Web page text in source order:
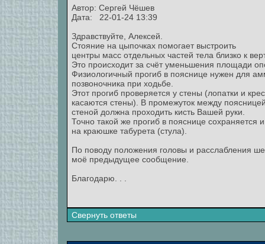
Автор: Сергей Чёшев
Дата: 22-01-24 13:39
Здравствуйте, Алексей.
Стояние на цыпочках помогает выстроить
центры масс отдельных частей тела близко к
Это происходит за счёт уменьшения площади
Физиологичный прогиб в пояснице нужен для
позвоночника при ходьбе.
Этот прогиб проверяется у стены (лопатки и
касаются стены). В промежуток между
стеной должна проходить кисть Вашей руки.
Точно такой же прогиб в пояснице сохраняется
на краюшке табурета (стула).
По поводу положения головы и расслабления
моё предыдущее сообщение.
Благодарю. . .
Свернуть ответы